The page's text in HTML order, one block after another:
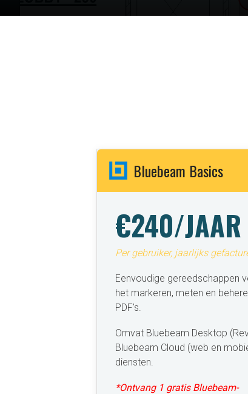
Bluebeam Basics
€240/JAAR
Per gebruiker, jaarlijks
Eenvoudige gereedschappen
het markeren, meten en
PDF's.
Omvat Bluebeam Desktop
Bluebeam Cloud (web en
diensten.
*Ontvang 1 gratis Bluebeam-